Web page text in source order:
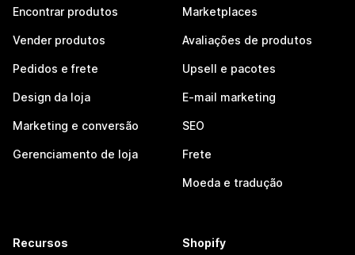
Encontrar produtos
Vender produtos
Pedidos e frete
Design da loja
Marketing e conversão
Gerenciamento de loja
Marketplaces
Avaliações de produtos
Upsell e pacotes
E-mail marketing
SEO
Frete
Moeda e tradução
Recursos Shopify